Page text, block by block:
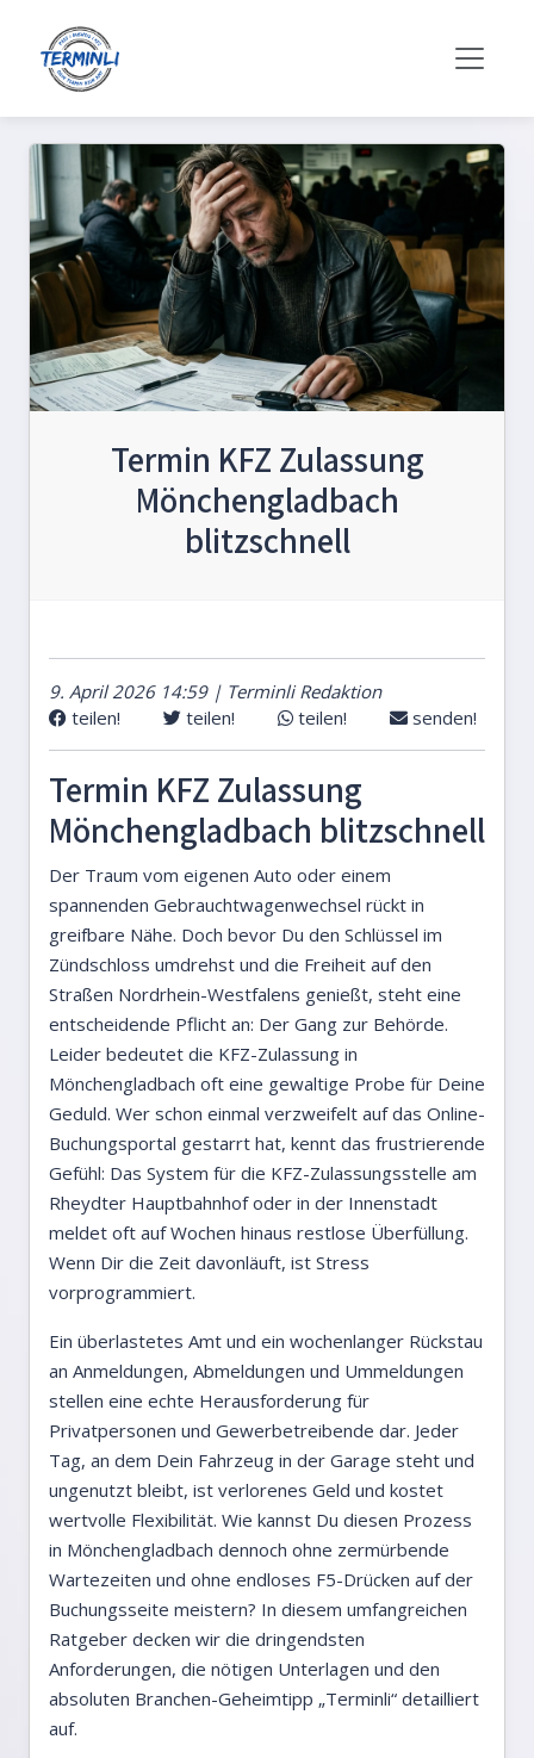
Termin KFZ Zulassung
Mönchengladbach
blitzschnell
9. April 2026 14:59 | Terminli Redaktion
teilen!
teilen! teilen! senden!
Termin KFZ Zulassung
Mönchengladbach blitzschnell
Der Traum vom eigenen Auto oder einem
spannenden Gebrauchtwagenwechsel rückt in
greifbare Nähe. Doch bevor Du den Schlüssel im
Zündschloss umdrehst und die Freiheit auf den
Straßen Nordrhein-Westfalens genießt, steht eine
entscheidende Pflicht an: Der Gang zur Behörde.
Leider bedeutet die KFZ-Zulassung in
Mönchengladbach oft eine gewaltige Probe für Deine
Geduld. Wer schon einmal verzweifelt auf das Online-
Buchungsportal gestarrt hat, kennt das frustrierende
Gefühl: Das System für die KFZ-Zulassungsstelle am
Rheydter Hauptbahnhof oder in der Innenstadt
meldet oft auf Wochen hinaus restlose Überfüllung.
Wenn Dir die Zeit davonläuft, ist Stress
vorprogrammiert.
Ein überlastetes Amt und ein wochenlanger Rückstau
an Anmeldungen, Abmeldungen und Ummeldungen
stellen eine echte Herausforderung für
Privatpersonen und Gewerbetreibende dar. Jeder
Tag, an dem Dein Fahrzeug in der Garage steht und
ungenutzt bleibt, ist verlorenes Geld und kostet
wertvolle Flexibilität. Wie kannst Du diesen Prozess
in Mönchengladbach dennoch ohne zermürbende
Wartezeiten und ohne endloses F5-Drücken auf der
Buchungsseite meistern? In diesem umfangreichen
Ratgeber decken wir die dringendsten
Anforderungen, die nötigen Unterlagen und den
absoluten Branchen-Geheimtipp „Terminli“ detailliert
auf.